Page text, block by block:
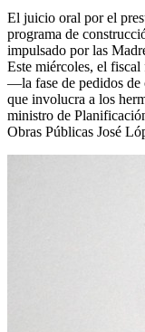
El juicio oral por el
programa de
impulsado por las
Este miércoles, el
—la fase de pedidos de
que involucra a los
ministro de
Obras Públicas José